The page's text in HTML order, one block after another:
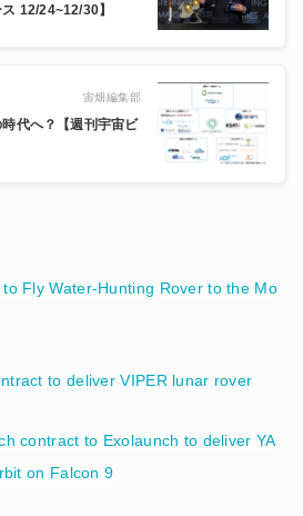
12/24~12/30】
宙畑編集部
代へ？【週刊宇宙ビ
to Fly Water-Hunting Rover to the Mo
to deliver VIPER lunar rover
contract to Exolaunch to deliver YA
on Falcon 9